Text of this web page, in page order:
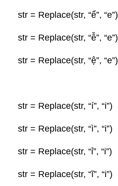
str = Replace(str, “ể”, “e”)
str = Replace(str, “ễ”, “e”)
str = Replace(str, “ệ”, “e”)
str = Replace(str, “í”, “i”)
str = Replace(str, “ì”, “i”)
str = Replace(str, “ỉ”, “i”)
str = Replace(str, “ĩ”, “i”)